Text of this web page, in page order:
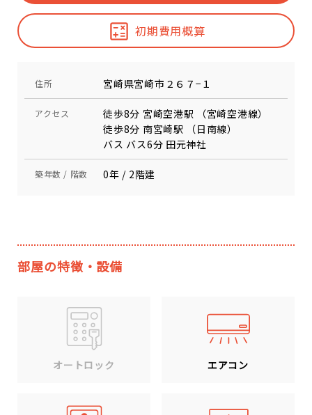
初期費用概算
住所 宮崎県宮崎市２６７−１
アクセス
徒歩8分 宮崎空港駅 （宮崎空港線）
徒歩8分 南宮崎駅 （日南線）
バス バス6分 田元神社
築年数 / 階数 0年 / 2階建
部屋の特徴・設備
オートロック エアコン